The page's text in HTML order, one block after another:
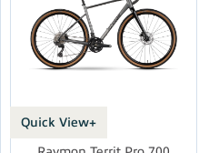
Quick View+